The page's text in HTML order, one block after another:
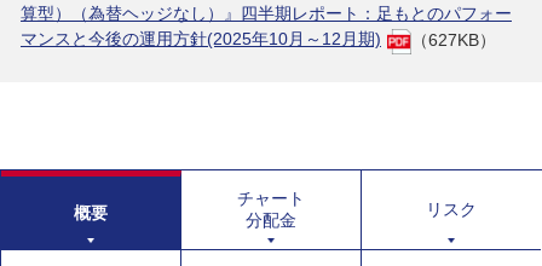
算型）（為替ヘッジなし）』四半期レポート：足もとのパフォー
マンスと今後の運用方針(2025年10月～12月期)
（627KB）
概要
チャート
分配金
リスク